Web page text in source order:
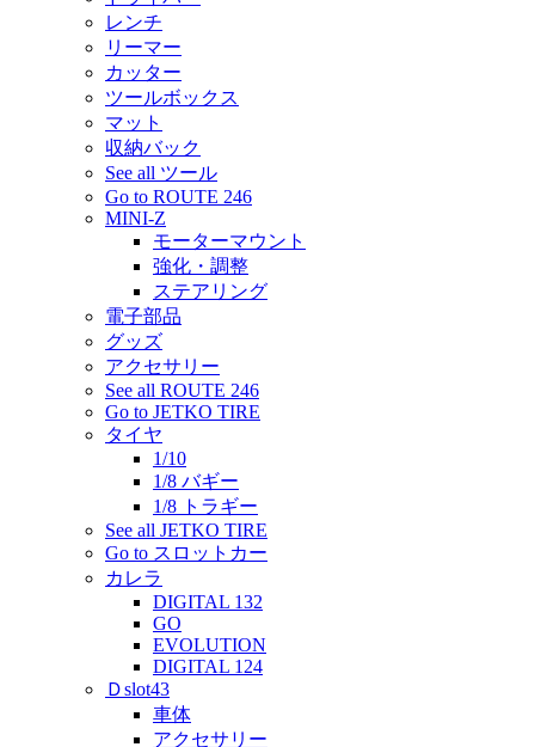
レンチ
リーマー
カッター
ツールボックス
マット
収納バック
See all ツール
Go to ROUTE 246
MINI-Z
モーターマウント
強化・調整
ステアリング
電子部品
グッズ
アクセサリー
See all ROUTE 246
Go to JETKO TIRE
タイヤ
1/10
1/8 バギー
1/8 トラギー
See all JETKO TIRE
Go to スロットカー
カレラ
DIGITAL 132
GO
EVOLUTION
DIGITAL 124
Ｄslot43
車体
アクセサリー